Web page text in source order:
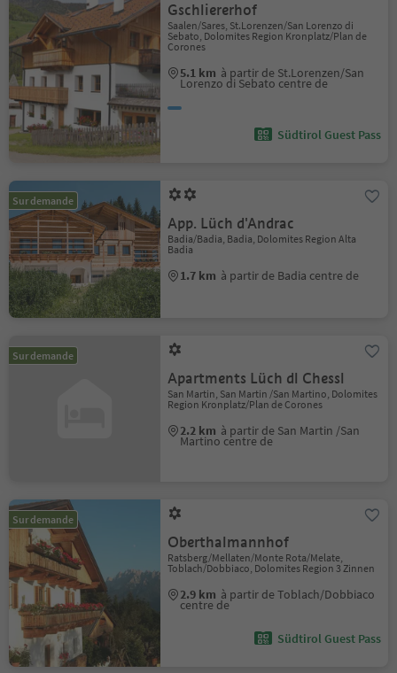
Gschliererhof
Saalen/Sares, St.Lorenzen/San Lorenzo di
Sebato, Dolomites Region Kronplatz/Plan de
Corones
5.1 km à partir de St.Lorenzen/San
Lorenzo di Sebato centre de
Südtirol Guest Pass
Sur demande
App. Lüch d'Andrac
Badia/Badia, Badia, Dolomites Region Alta
Badia
1.7 km à partir de Badia centre de
Sur demande
Apartments Lüch dl Chessl
San Martin, San Martin /San Martino, Dolomites
Region Kronplatz/Plan de Corones
2.2 km à partir de San Martin /San
Martino centre de
Sur demande
Oberthalmannhof
Ratsberg/Mellaten/Monte Rota/Melate,
Toblach/Dobbiaco, Dolomites Region 3 Zinnen
2.9 km à partir de Toblach/Dobbiaco
centre de
Südtirol Guest Pass